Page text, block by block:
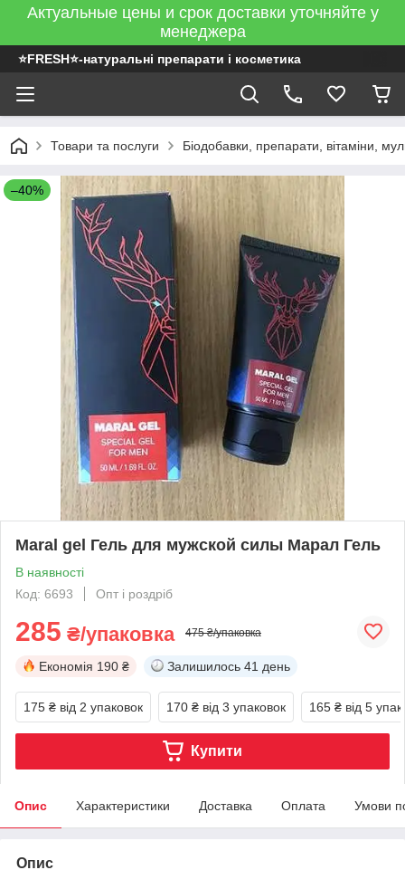
Актуальные цены и срок доставки уточняйте у
менеджера
⭐FRESH⭐-натуральні препарати і косметика
Товари та послуги Біодобавки, препарати, вітаміни,
–40%
Maral gel Гель для мужской силы Марал Гель
В наявності
Код: 6693
Опт і роздріб
285 ₴/упаковка 475 ₴/упаковка
Економія 190 ₴ Залишилось 41 день
175 ₴ від 2 упаковок 170 ₴ від 3 упаковок 165 ₴ від 5
Купити
Опис Характеристики Доставка Оплата Умови
Опис